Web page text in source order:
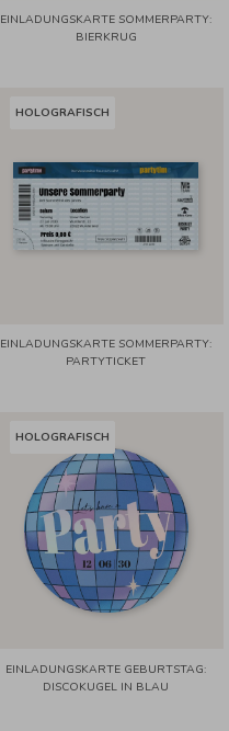
EINLADUNGSKARTE SOMMERPARTY:
BIERKRUG
HOLOGRAFISCH
EINLADUNGSKARTE SOMMERPARTY:
PARTYTICKET
HOLOGRAFISCH
EINLADUNGSKARTE GEBURTSTAG:
DISCOKUGEL IN BLAU